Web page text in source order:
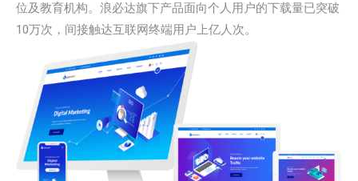
位及教育机构。浪必达旗下产品面向个人用户的下载量已突破
10万次，间接触达互联网终端用户上亿人次。